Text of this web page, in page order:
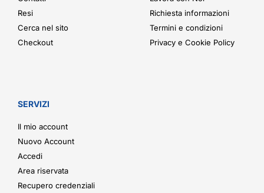
Resi
Cerca nel sito
Checkout
Richiesta informazioni
Termini e condizioni
Privacy e Cookie Policy
SERVIZI
Il mio account
Nuovo Account
Accedi
Area riservata
Recupero credenziali